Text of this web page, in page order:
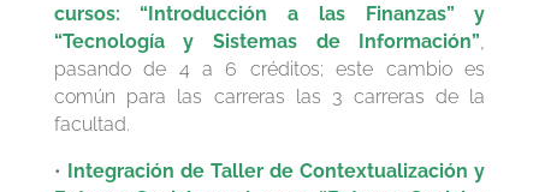
cursos: “Introducción a las Finanzas” y
“Tecnología y Sistemas de Información”,
pasando de 4 a 6 créditos; este cambio es
común para las carreras las 3 carreras de la
facultad.
• Integración de Taller de Contextualización y